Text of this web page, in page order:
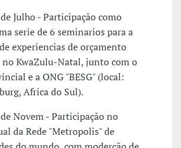
Julho - Participação como
serie de 6 seminarios para a
experiencias de orçamento
KwaZulu-Natal, junto com o
e a ONG "BESG" (local:
Africa do Sul).
Novem - Participação no
da Rede "Metropolis" de